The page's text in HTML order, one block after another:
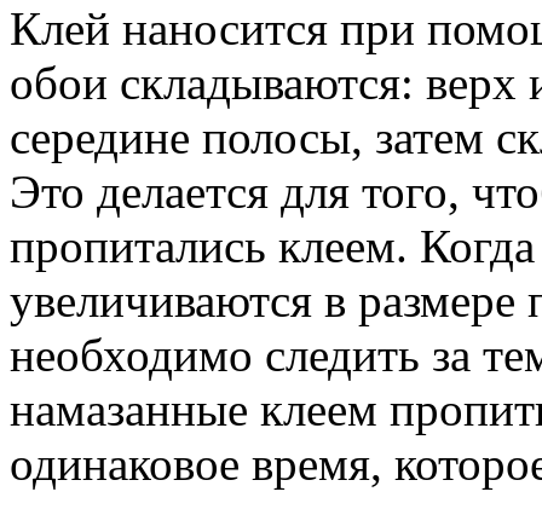
Клей наносится при
обои складываются:
середине полосы, затем
Это делается для того,
пропитались клеем.
увеличиваются в
необходимо следить за
намазанные клеем
одинаковое время,